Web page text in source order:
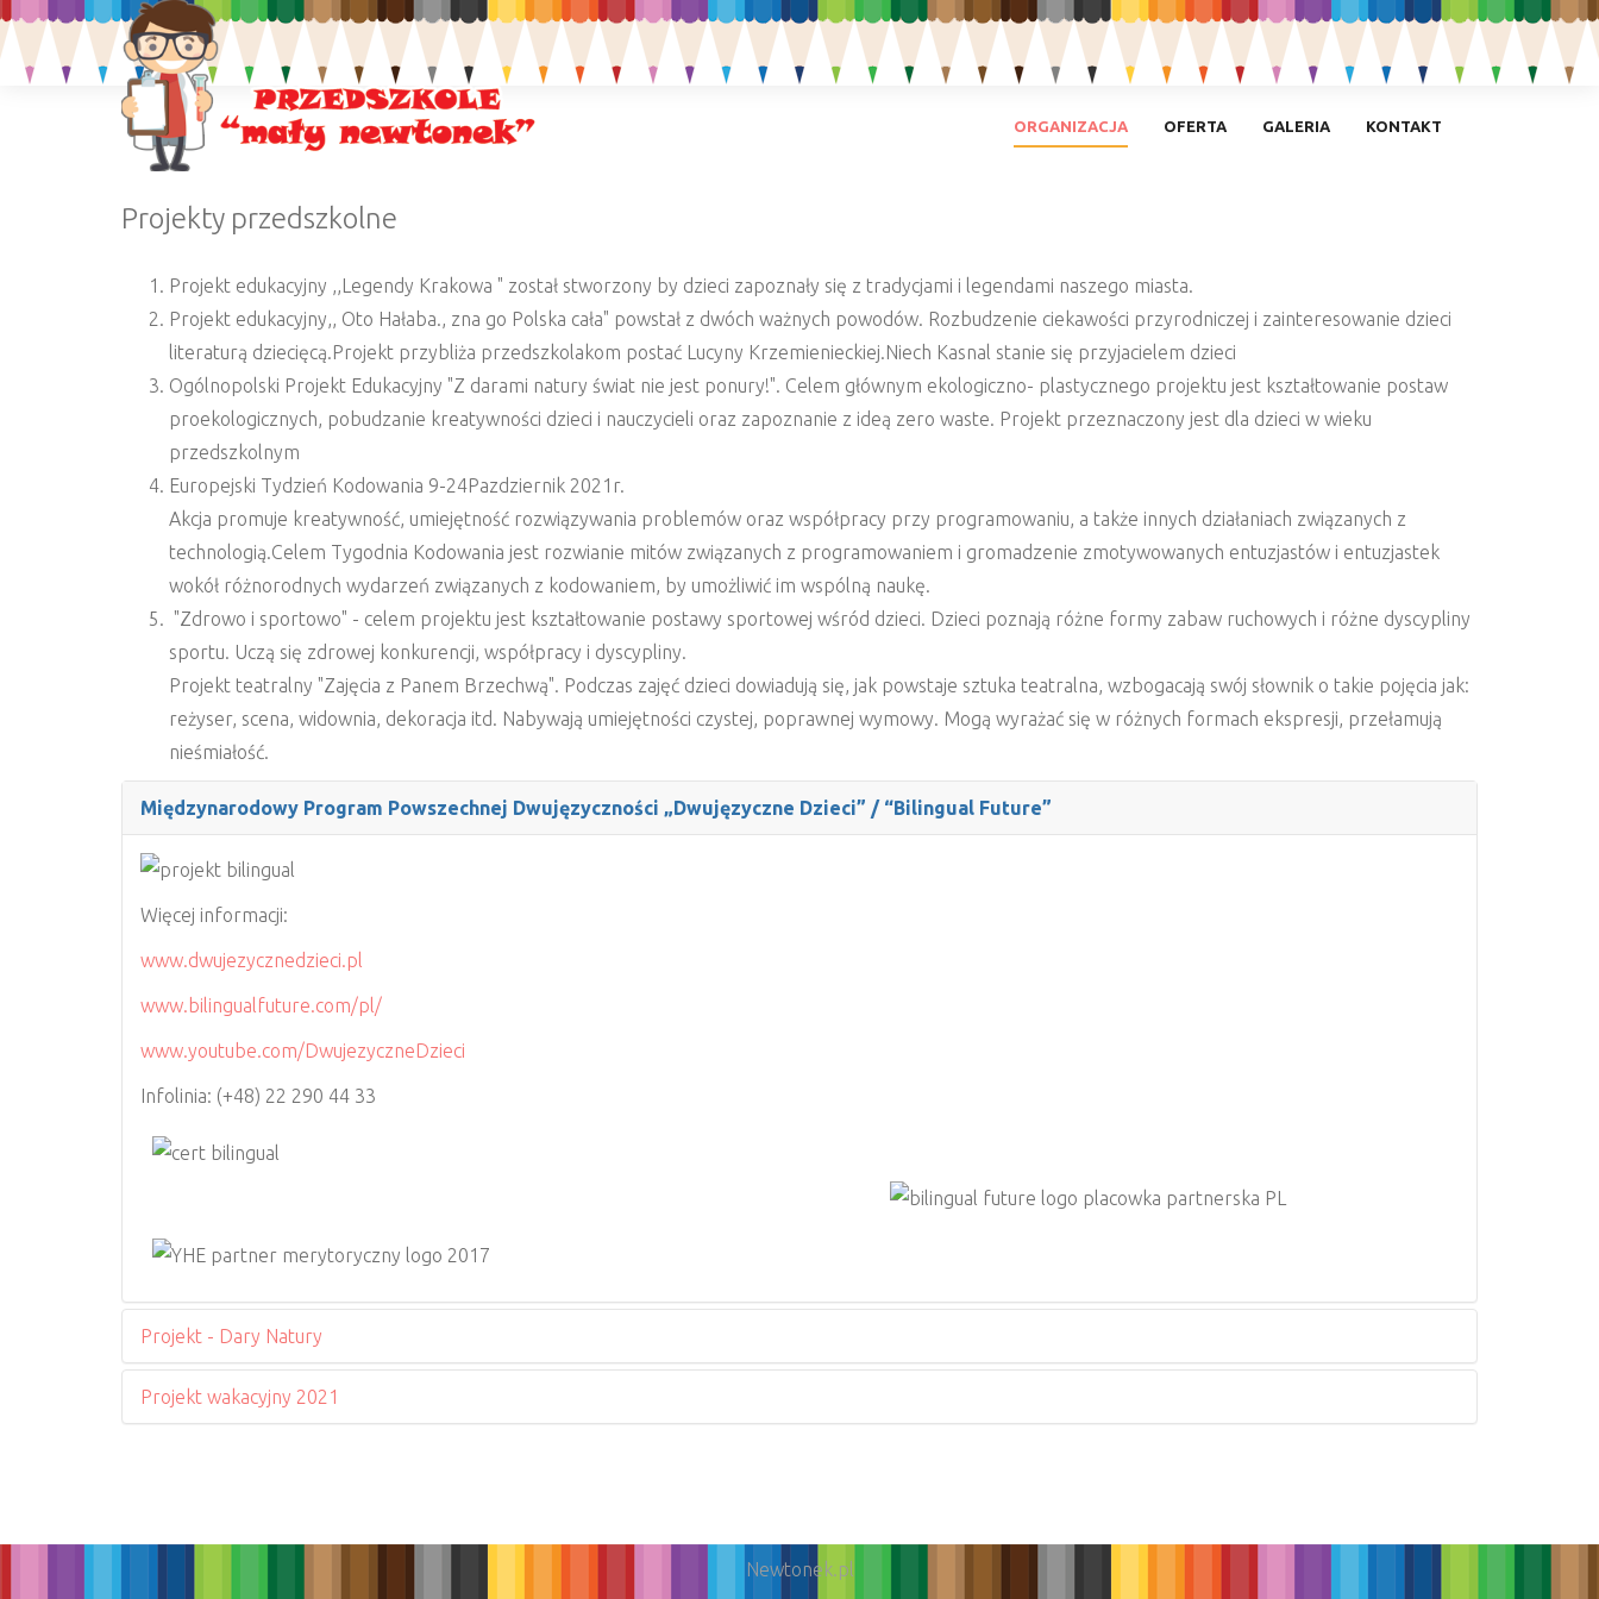
ORGANIZACJA OFERTA GALERIA KONTAKT
Projekty przedszkolne
Projekt edukacyjny ,,Legendy Krakowa " został stworzony by dzieci zapoznały się z tradycjami i legendami naszego miasta.
Projekt edukacyjny,, Oto Hałaba., zna go Polska cała" powstał z dwóch ważnych powodów. Rozbudzenie ciekawości przyrodniczej i zainteresowanie dzieci
literaturą dziecięcą.Projekt przybliża przedszkolakom postać Lucyny Krzemienieckiej.Niech Kasnal stanie się przyjacielem dzieci
Ogólnopolski Projekt Edukacyjny "Z darami natury świat nie jest ponury!". Celem głównym ekologiczno- plastycznego projektu jest kształtowanie postaw
proekologicznych, pobudzanie kreatywności dzieci i nauczycieli oraz zapoznanie z ideą zero waste. Projekt przeznaczony jest dla dzieci w wieku
przedszkolnym
Europejski Tydzień Kodowania 9-24Pazdziernik 2021r.
Akcja promuje kreatywność, umiejętność rozwiązywania problemów oraz współpracy przy programowaniu, a także innych działaniach związanych z
technologią.Celem Tygodnia Kodowania jest rozwianie mitów związanych z programowaniem i gromadzenie zmotywowanych entuzjastów i entuzjastek
wokół różnorodnych wydarzeń związanych z kodowaniem, by umożliwić im wspólną naukę.
"Zdrowo i sportowo" - celem projektu jest kształtowanie postawy sportowej wśród dzieci. Dzieci poznają różne formy zabaw ruchowych i różne dyscypliny
sportu. Uczą się zdrowej konkurencji, współpracy i dyscypliny.
Projekt teatralny "Zajęcia z Panem Brzechwą". Podczas zajęć dzieci dowiadują się, jak powstaje sztuka teatralna, wzbogacają swój słownik o takie pojęcia jak:
reżyser, scena, widownia, dekoracja itd. Nabywają umiejętności czystej, poprawnej wymowy. Mogą wyrażać się w różnych formach ekspresji, przełamują
nieśmiałość.
Międzynarodowy Program Powszechnej Dwujęzyczności „Dwujęzyczne Dzieci” / “Bilingual Future”
Więcej informacji:
www.dwujezycznedzieci.pl
www.bilingualfuture.com/pl/
www.youtube.com/DwujezyczneDzieci
Infolinia: (+48) 22 290 44 33
Projekt - Dary Natury
Projekt wakacyjny 2021
Newtonek.pl